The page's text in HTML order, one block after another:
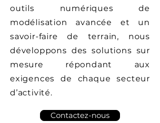
outils numériques de
modélisation avancée et un
savoir-faire de terrain, nous
développons des solutions sur
mesure répondant aux
exigences de chaque secteur
d’activité.
Contactez-nous